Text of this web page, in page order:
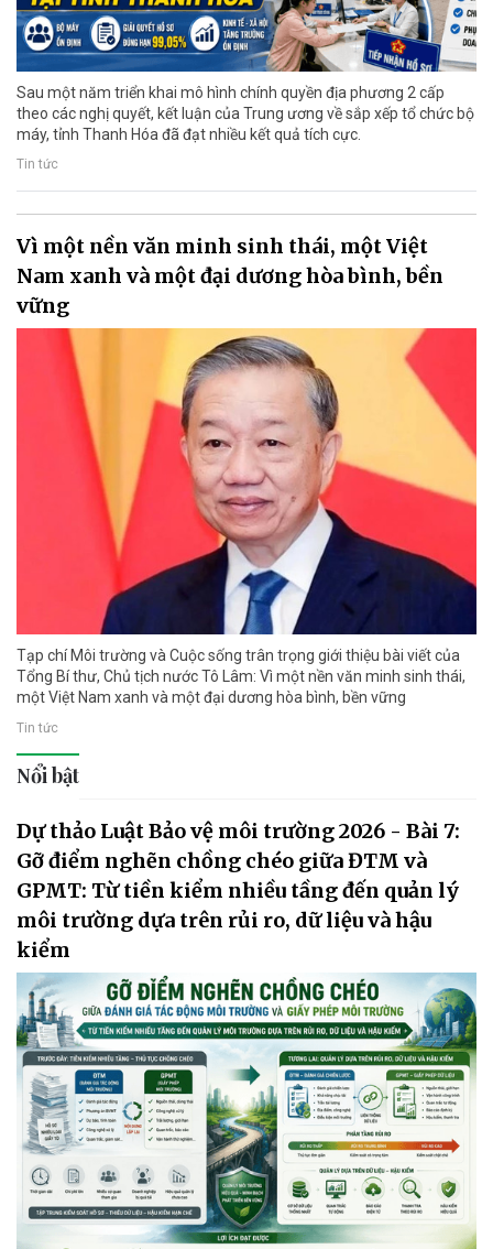
Sau một năm triển khai mô hình chính quyền địa phương 2 cấp
theo các nghị quyết, kết luận của Trung ương về sắp xếp tổ chức bộ
máy, tỉnh Thanh Hóa đã đạt nhiều kết quả tích cực.
Tin tức
Vì một nền văn minh sinh thái, một Việt
Nam xanh và một đại dương hòa bình, bền
vững
Tạp chí Môi trường và Cuộc sống trân trọng giới thiệu bài viết của
Tổng Bí thư, Chủ tịch nước Tô Lâm: Vì một nền văn minh sinh thái,
một Việt Nam xanh và một đại dương hòa bình, bền vững
Tin tức
Nổi bật
Dự thảo Luật Bảo vệ môi trường 2026 - Bài 7:
Gỡ điểm nghẽn chồng chéo giữa ĐTM và
GPMT: Từ tiền kiểm nhiều tầng đến quản lý
môi trường dựa trên rủi ro, dữ liệu và hậu
kiểm